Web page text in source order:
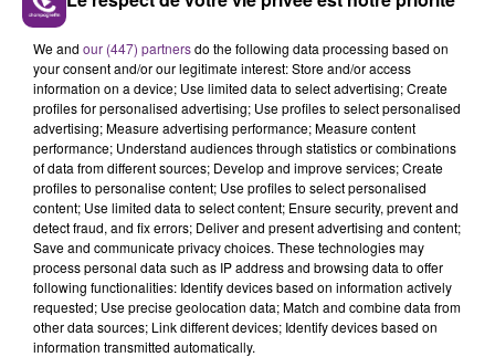
justifiée par la sécheresse intense qui est toujours
présente.
LE MAGASIN JOUÉCLUB DE REIMS FERME
SES PORTES
C'était l'une des institutions du centre-ville
rémois. Le magasin JouéClub est contraint de
fermer ses portes.
TITRES DIFFUSÉS
We and our (447) partnersdo the following data processing based on
your consent and/or our legitimate interest: Store and/or access
information on a device; Use limited data to select advertising; Create
profiles for personalised advertising; Use profiles to select personalised
advertising; Measure advertising performance; Measure content
performance; Understand audiences through statistics or combinations
of data from different sources; Develop and improve services; Create
profiles to personalise content; Use profiles to select personalised
content; Use limited data to select content; Ensure security, prevent and
detect fraud, and fix errors; Deliver and present advertising and content;
Save and communicate privacy choices. These technologies may
process personal data such as IP address and browsing data to offer
following functionalities: Identify devices based on information actively
requested; Use precise geolocation data; Match and combine data from
other data sources; Link different devices; Identify devices based on
information transmitted automatically.